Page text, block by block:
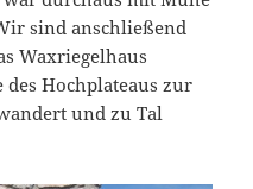
sind anschließend
Waxriegelhaus
des Hochplateaus zur
und zu Tal